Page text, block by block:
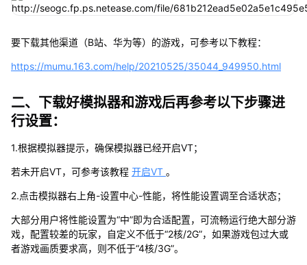
要下载其他渠道（B站、华为等）的游戏，可参考以下教程：
https://mumu.163.com/help/20210525/35044_949950.html
二、下载好模拟器和游戏后再参考以下步骤进
行设置：
1.根据模拟器提示，确保模拟器已经开启VT；
若未开启VT，可参考该教程 开启VT 。
2.点击模拟器右上角-设置中心-性能，将性能设置调至合适状态；
大部分用户将性能设置为“中”即为合适配置，可流畅运行绝大部分游
戏，配置较差的玩家，自定义不低于“2核/2G”，如果游戏包过大或
者游戏画质要求高，则不低于“4核/3G”。